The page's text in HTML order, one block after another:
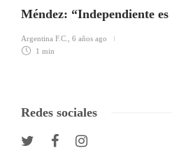
Méndez: “Independiente
Argentina F.C.
6 años ago
1 min
Redes sociales